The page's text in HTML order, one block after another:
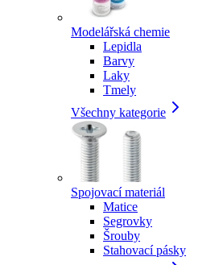
Modelářská chemie
Lepidla
Barvy
Laky
Tmely
Všechny kategorie
Spojovací materiál
Matice
Segrovky
Šrouby
Stahovací pásky